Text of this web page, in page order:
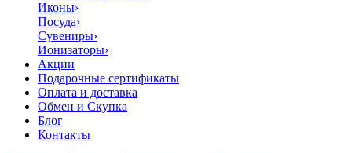
Иконы›
Посуда›
Сувениры›
Ионизаторы›
Акции
Подарочные сертификаты
Оплата и доставка
Обмен и Скупка
Блог
Контакты